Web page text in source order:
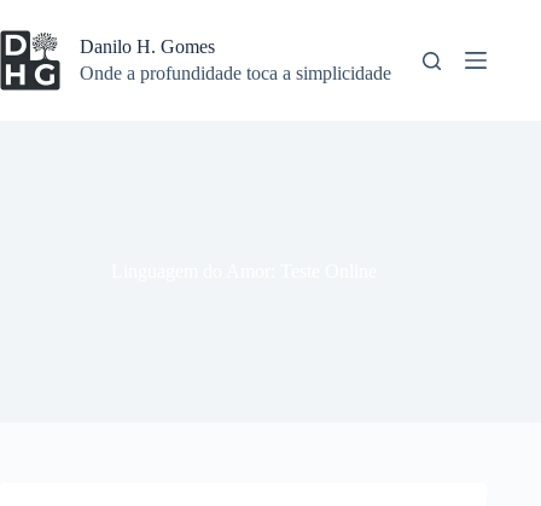
para
o
conteúdo
Danilo H. Gomes
Onde a profundidade toca a simplicidade